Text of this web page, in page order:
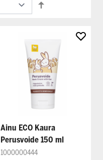
Ainu ECO Kaura
Perusvoide 150 ml
1000000444